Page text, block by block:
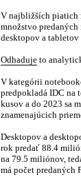
V najbližších piatich
množstvo
desktopov a
Odhaduje to
V kategórii
predpokladá IDC na
kusov a do 2023 sa
znamenajúcich
Desktopov a
rok predať 88.4
na 79.5 miliónov,
má počet predaných